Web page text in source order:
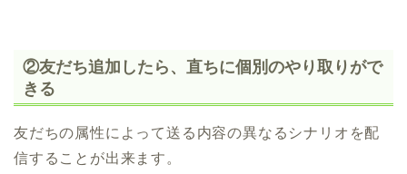
②友だち追加したら、直ちに個別のやり取りがで
きる
友だちの属性によって送る内容の異なるシナリオを配
信することが出来ます。